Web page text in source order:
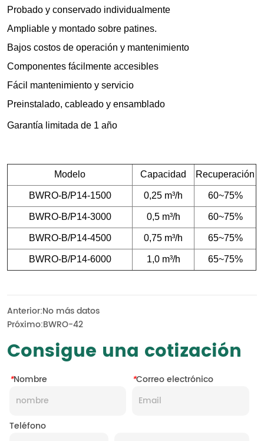
Anterior:No más datos
Próximo:BWRO-42
Consigue una cotización
*Nombre *Correo electrónico
Teléfono